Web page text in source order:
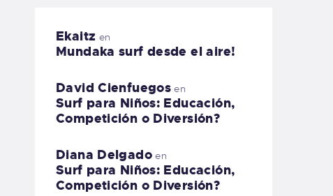
Ekaitz en
Mundaka surf desde el aire!
David Cienfuegos en
Surf para Niños: Educación,
Competición o Diversión?
Diana Delgadoen
Surf para Niños: Educación,
Competición o Diversión?